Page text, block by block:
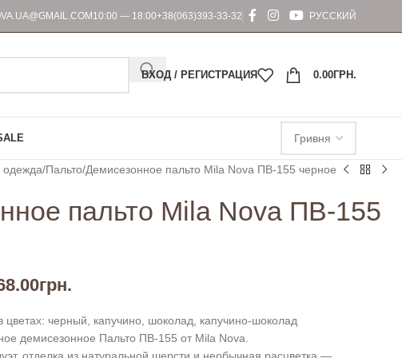
10:00 — 18:00+38(063)393-33-32 РУССКИЙ
ВХОД / РЕГИСТРАЦИЯ 0.00ГРН.
одежда Пальто Демисезонное пальто Mila Nova ПВ-155 черное
пальто Mila Nova ПВ-155
грн.
цветах: черный, капучино, шоколад, капучино-шоколад
демисезонное Пальто ПВ-155 от Mila Nova.